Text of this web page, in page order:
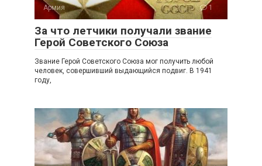
Армия 1
За что летчики получали звание
Герой Советского Союза
Звание Герой Советского Союза мог получить любой
человек, совершивший выдающийся подвиг. В 1941
году,